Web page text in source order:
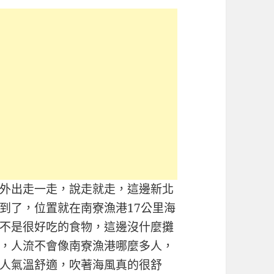
出走一走，說走就走，這邊新北
了，位置就在南寮漁港17公里海
是很好吃的食物，這邊沒什麼攤
人流不會像南寮漁港哪麼多人，
氣溫舒適，吹著海風真的很舒